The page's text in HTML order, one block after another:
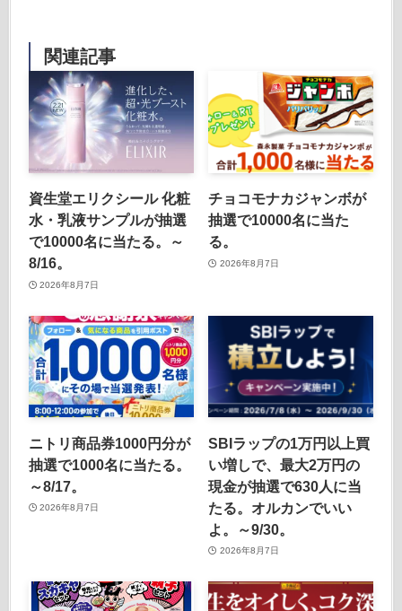
関連記事
資生堂エリクシール 化粧
水・乳液サンプルが抽選
で10000名に当たる。～
8/16。
2026年8月7日
チョコモナカジャンボが
抽選で10000名に当た
る。
2026年8月7日
ニトリ商品券1000円分が
抽選で1000名に当たる。
～8/17。
2026年8月7日
SBIラップの1万円以上買
い増しで、最大2万円の
現金が抽選で630人に当
たる。オルカンでいい
よ。～9/30。
2026年8月7日